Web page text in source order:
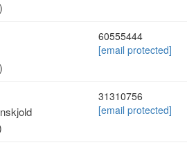
60555444
[email protected]
31310756
[email protected]